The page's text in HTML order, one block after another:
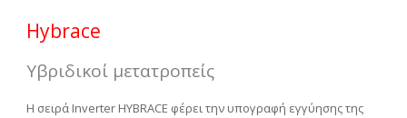
Hybrace
Υβριδικοί μετατροπείς
Η σειρά Inverter HYBRACE φέρει την υπογραφή εγγύησης της